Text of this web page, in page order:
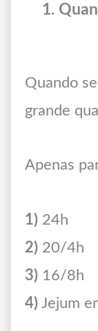
1.
Quando
grande
Apenas
1) 24h
2) 20/4h
3) 16/8h
4) Jejum